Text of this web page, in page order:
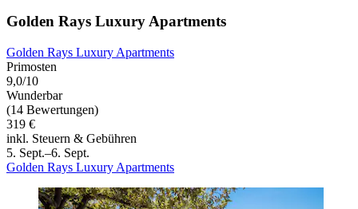
Golden Rays Luxury Apartments
Golden Rays Luxury Apartments
Primosten
9,0/10
Wunderbar
(14 Bewertungen)
319 €
inkl. Steuern & Gebühren
5. Sept.–6. Sept.
Golden Rays Luxury Apartments